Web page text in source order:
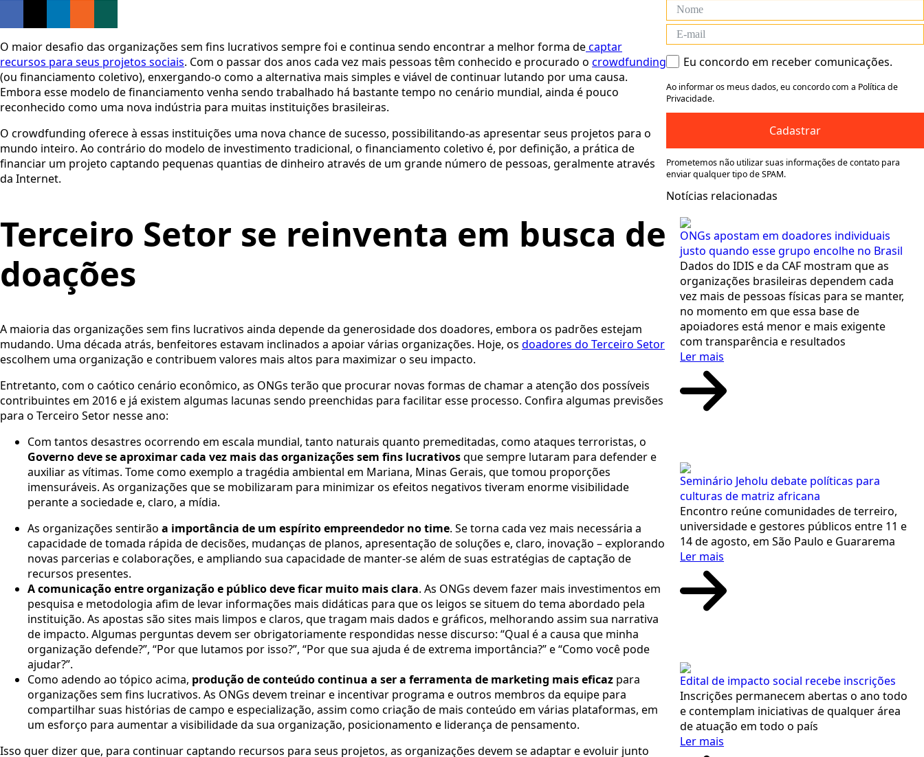
O maior desafio das organizações sem fins lucrativos sempre foi e continua sendo encontrar a melhor forma decaptar
recursos para seus projetos sociais. Com o passar dos anos cada vez mais pessoas têm conhecido e procurado o crowdfunding
(ou financiamento coletivo), enxergando-o como a alternativa mais simples e viável de continuar lutando por uma causa.
Embora esse modelo de financiamento venha sendo trabalhado há bastante tempo no cenário mundial, ainda é pouco
reconhecido como uma nova indústria para muitas instituições brasileiras.
O crowdfunding oferece à essas instituições uma nova chance de sucesso, possibilitando-as apresentar seus projetos para o
mundo inteiro. Ao contrário do modelo de investimento tradicional, o financiamento coletivo é, por definição, a prática de
financiar um projeto captando pequenas quantias de dinheiro através de um grande número de pessoas, geralmente através
da Internet.
Terceiro Setor se reinventa em busca de
doações
A maioria das organizações sem fins lucrativos ainda depende da generosidade dos doadores, embora os padrões estejam
mudando. Uma década atrás, benfeitores estavam inclinados a apoiar várias organizações. Hoje, os doadores do Terceiro Setor
escolhem uma organização e contribuem valores mais altos para maximizar o seu impacto.
Entretanto, com o caótico cenário econômico, as ONGs terão que procurar novas formas de chamar a atenção dos possíveis
contribuintes em 2016 e já existem algumas lacunas sendo preenchidas para facilitar esse processo. Confira algumas previsões
para o Terceiro Setor nesse ano:
Com tantos desastres ocorrendo em escala mundial, tanto naturais quanto premeditadas, como ataques terroristas, o
Governo deve se aproximar cada vez mais das organizações sem fins lucrativosque sempre lutaram para defender e
auxiliar as vítimas. Tome como exemplo a tragédia ambiental em Mariana, Minas Gerais, que tomou proporções
imensuráveis. As organizações que se mobilizaram para minimizar os efeitos negativos tiveram enorme visibilidade
perante a sociedade e, claro, a mídia.
As organizações sentirão a importância de um espírito empreendedor no time. Se torna cada vez mais necessária a
capacidade de tomada rápida de decisões, mudanças de planos, apresentação de soluções e, claro, inovação – explorando
novas parcerias e colaborações, e ampliando sua capacidade de manter-se além de suas estratégias de captação de
recursos presentes.
A comunicação entre organização e público deve ficar muito mais clara. As ONGs devem fazer mais investimentos em
pesquisa e metodologia afim de levar informações mais didáticas para que os leigos se situem do tema abordado pela
instituição. As apostas são sites mais limpos e claros, que tragam mais dados e gráficos, melhorando assim sua narrativa
de impacto. Algumas perguntas devem ser obrigatoriamente respondidas nesse discurso: “Qual é a causa que minha
organização defende?”, “Por que lutamos por isso?”, “Por que sua ajuda é de extrema importância?” e “Como você pode
ajudar?”.
Como adendo ao tópico acima, produção de conteúdo continua a ser a ferramenta de marketing mais eficaz para
organizações sem fins lucrativos. As ONGs devem treinar e incentivar programa e outros membros da equipe para
compartilhar suas histórias de campo e especialização, assim como criação de mais conteúdo em várias plataformas, em
um esforço para aumentar a visibilidade da sua organização, posicionamento e liderança de pensamento.
Isso quer dizer que, para continuar captando recursos para seus projetos, as organizações devem se adaptar e evoluir junto
Eu concordo em receber comunicações.
Ao informar os meus dados, eu concordo com a Política de
Privacidade.
Cadastrar
Prometemos não utilizar suas informações de contato para
enviar qualquer tipo de SPAM.
Notícias relacionadas
ONGs apostam em doadores individuais
justo quando esse grupo encolhe no Brasil
Dados do IDIS e da CAF mostram que as
organizações brasileiras dependem cada
vez mais de pessoas físicas para se manter,
no momento em que essa base de
apoiadores está menor e mais exigente
com transparência e resultados
Ler mais
Seminário Jeholu debate políticas para
culturas de matriz africana
Encontro reúne comunidades de terreiro,
universidade e gestores públicos entre 11 e
14 de agosto, em São Paulo e Guararema
Ler mais
Edital de impacto social recebe inscrições
Inscrições permanecem abertas o ano todo
e contemplam iniciativas de qualquer área
de atuação em todo o país
Ler mais